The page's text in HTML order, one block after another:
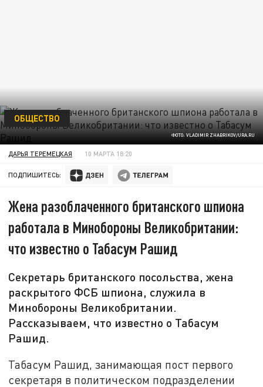
ФОТО: VLADIMIR ZHABRIKOV/URA.RU
ОБЩЕСТВО
ДАРЬЯ ТЕРЕМЕЦКАЯ 10 МАРТА 18:20
ПОДПИШИТЕСЬ:
Жена разоблаченного британского шпиона
работала в Минобороны Великобритании:
что известно о Табасум Рашид
Секретарь британского посольства, жена
раскрытого ФСБ шпиона, служила в
Минобороны Великобритании.
Рассказываем, что известно о Табасум
Рашид.
Табасум Рашид, занимающая пост первого
секретаря в политическом подразделении